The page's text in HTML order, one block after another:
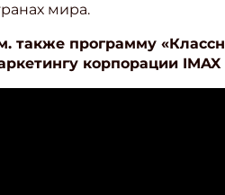
мира.
также программу
корпорации